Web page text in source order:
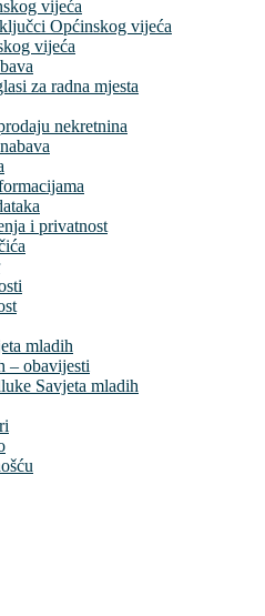
vijeća
Općinskog vijeća
vijeća
za radna mjesta
nekretnina
i privatnost
mladih
– obavijesti
Savjeta mladih